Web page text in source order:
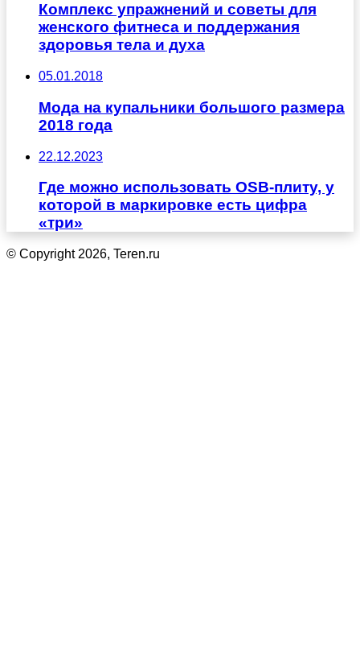
Комплекс упражнений и советы для
женского фитнеса и поддержания
здоровья тела и духа
05.01.2018
Мода на купальники большого размера
2018 года
22.12.2023
Где можно использовать OSB-плиту, у
которой в маркировке есть цифра
«три»
© Copyright 2026, Teren.ru